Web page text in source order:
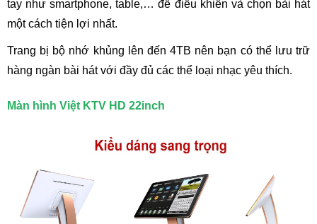
tay như smartphone, table,… để điều khiển và chọn bài hát
một cách tiện lợi nhất.
Trang bị bộ nhớ khủng lên đến 4TB nên bạn có thể lưu trữ
hàng ngàn bài hát với đầy đủ các thể loại nhạc yêu thích.
Màn hình Việt KTV HD 22inch